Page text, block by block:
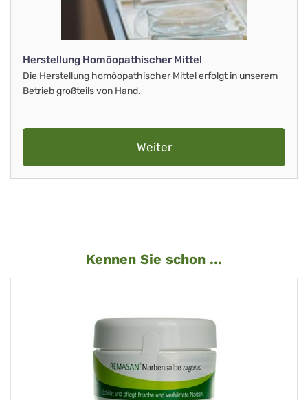
Herstellung Homöopathischer Mittel
Die Herstellung homöopathischer Mittel erfolgt in unserem
Betrieb großteils von Hand.
Weiter
Kennen Sie schon ...